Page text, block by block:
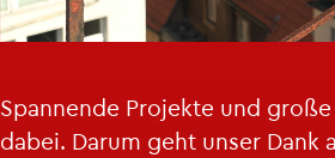
Span­nen­de Pro­jek­te und
dabei. Darum geht unser